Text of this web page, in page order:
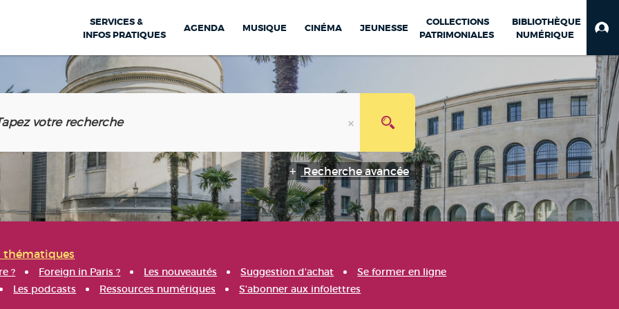
SERVICES &
INFOS PRATIQUES
AGENDA MUSIQUE CINÉMA JEUNESSE
COLLECTIONS
PATRIMONIALES
BIBLIOTHÈQUE
NUMÉRIQUE
Recherche avancée
thématiques
? Foreign in Paris ? Les nouveautés Suggestion d'achat
Se former en ligne
Les podcasts Ressources numériques S'abonner aux infolettres